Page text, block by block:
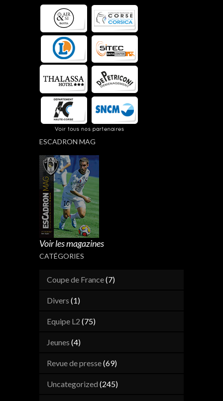
ESCADRON MAG
Voir les magazines
CATÉGORIES
Coupe de France(7)
Divers (1)
Equipe L2 (75)
Jeunes (4)
Revue de presse(69)
Uncategorized (245)